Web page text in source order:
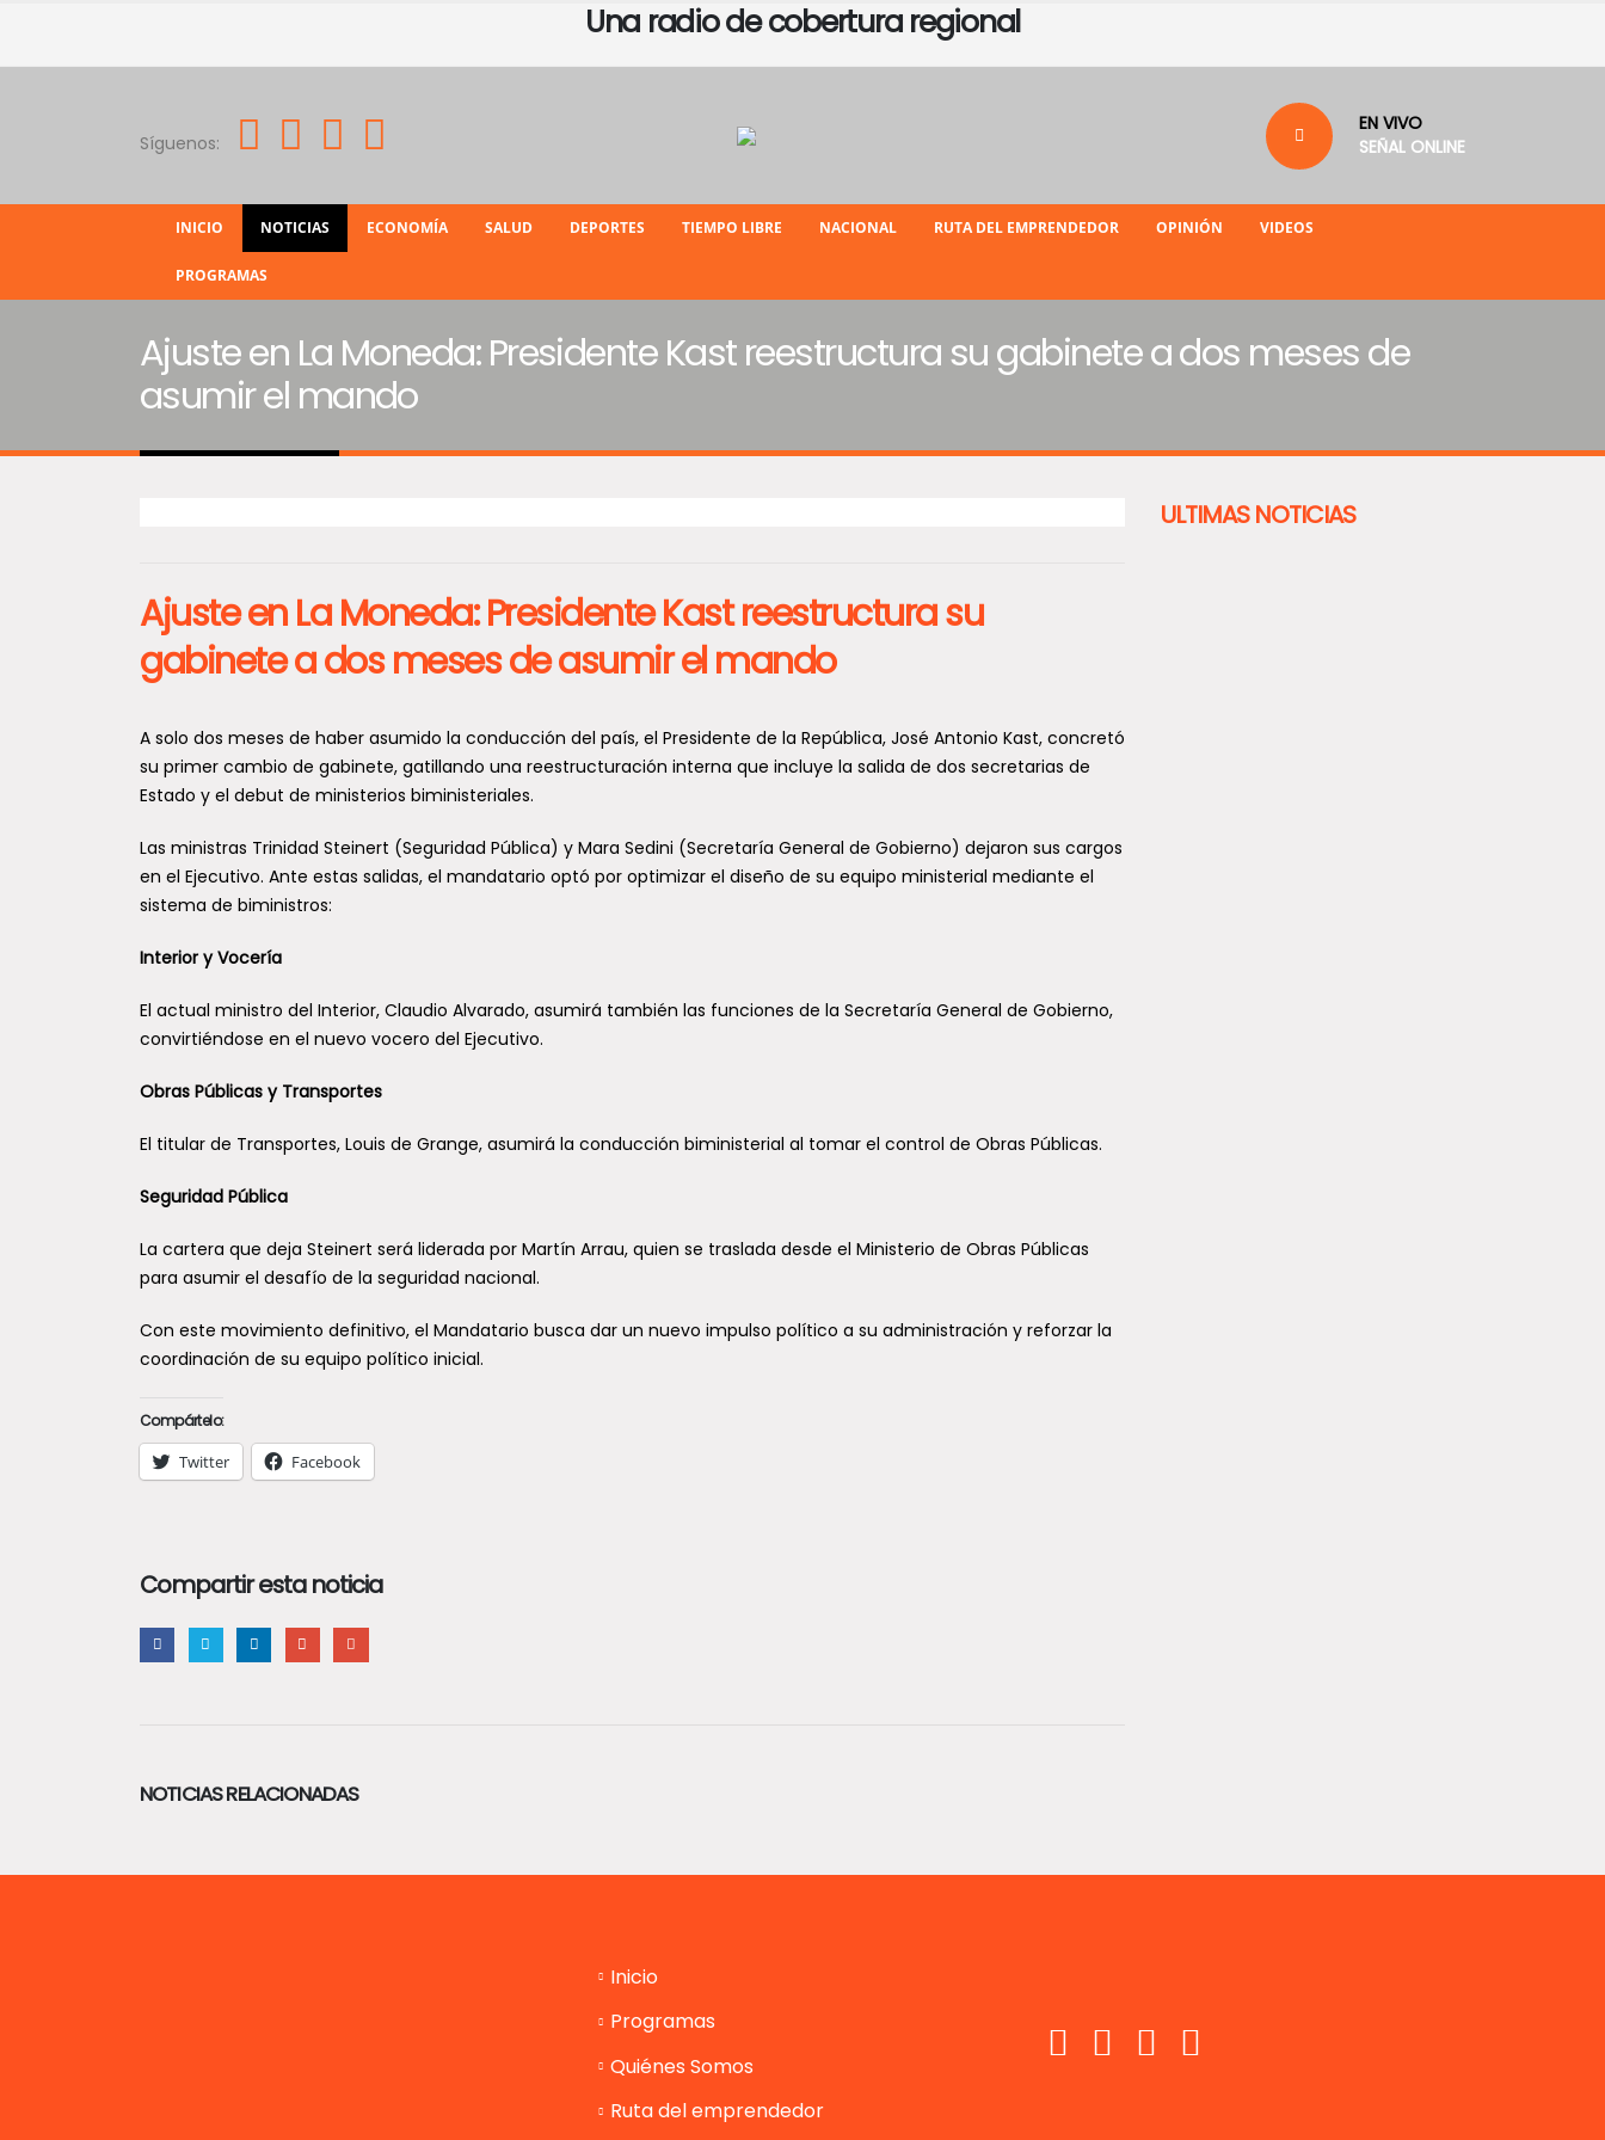
Una radio de cobertura regional
Síguenos:
EN VIVO
SEÑAL ONLINE
INICIO NOTICIAS ECONOMÍA SALUD DEPORTES TIEMPO LIBRE NACIONAL RUTA DEL EMPRENDEDOR OPINIÓN VIDEOS
PROGRAMAS
Ajuste en La Moneda: Presidente Kast reestructura su gabinete a dos meses de
asumir el mando
Ajuste en La Moneda: Presidente Kast reestructura su
gabinete a dos meses de asumir el mando
A solo dos meses de haber asumido la conducción del país, el Presidente de la República, José Antonio Kast, concretó
su primer cambio de gabinete, gatillando una reestructuración interna que incluye la salida de dos secretarias de
Estado y el debut de ministerios biministeriales.
Las ministras Trinidad Steinert (Seguridad Pública) y Mara Sedini (Secretaría General de Gobierno) dejaron sus cargos
en el Ejecutivo. Ante estas salidas, el mandatario optó por optimizar el diseño de su equipo ministerial mediante el
sistema de biministros:
Interior y Vocería
El actual ministro del Interior, Claudio Alvarado, asumirá también las funciones de la Secretaría General de Gobierno,
convirtiéndose en el nuevo vocero del Ejecutivo.
Obras Públicas y Transportes
El titular de Transportes, Louis de Grange, asumirá la conducción biministerial al tomar el control de Obras Públicas.
Seguridad Pública
La cartera que deja Steinert será liderada por Martín Arrau, quien se traslada desde el Ministerio de Obras Públicas
para asumir el desafío de la seguridad nacional.
Con este movimiento definitivo, el Mandatario busca dar un nuevo impulso político a su administración y reforzar la
coordinación de su equipo político inicial.
Compártelo:
Twitter Facebook
Compartir esta noticia
NOTICIAS RELACIONADAS
ULTIMAS NOTICIAS
Inicio
Programas
Quiénes Somos
Ruta del emprendedor